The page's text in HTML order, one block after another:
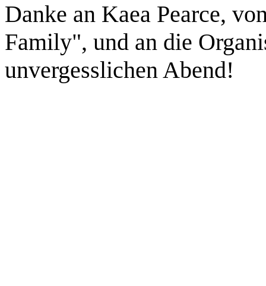
Danke an Kaea Pearce,
Family", und an die
unvergesslichen Abend!